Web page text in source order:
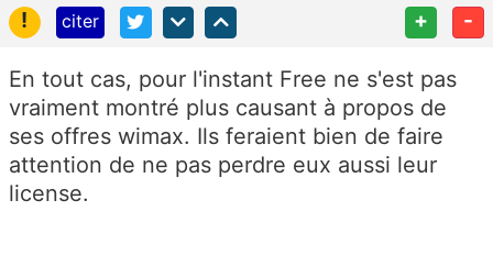
!
citer + -
En tout cas, pour l'instant Free ne s'est pas
vraiment montré plus causant à propos de
ses offres wimax. Ils feraient bien de faire
attention de ne pas perdre eux aussi leur
license.